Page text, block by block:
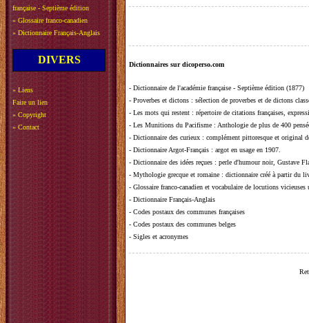
française - Septième édition
» Glossaire franco-canadien
» Dictionnaire Français-Anglais
DIVERS
» Liens
Faire un lien
» Copyright
» Contact
Dictionnaires sur dicoperso.com
- Dictionnaire de l'académie française - Septième édition (1877)
- Proverbes et dictons : sélection de proverbes et de dictons
- Les mots qui restent : répertoire de citations françaises,
- Les Munitions du Pacifisme : Anthologie de plus de 400
- Dictionnaire des curieux : complément pittoresque et original
- Dictionnaire Argot-Français : argot en usage en 1907.
- Dictionnaire des idées reçues : perle d'humour noir, Gustave
- Mythologie grecque et romaine : dictionnaire créé à partir du
- Glossaire franco-canadien et vocabulaire de locutions vicieuses
- Dictionnaire Français-Anglais
- Codes postaux des communes françaises
- Codes postaux des communes belges
- Sigles et acronymes